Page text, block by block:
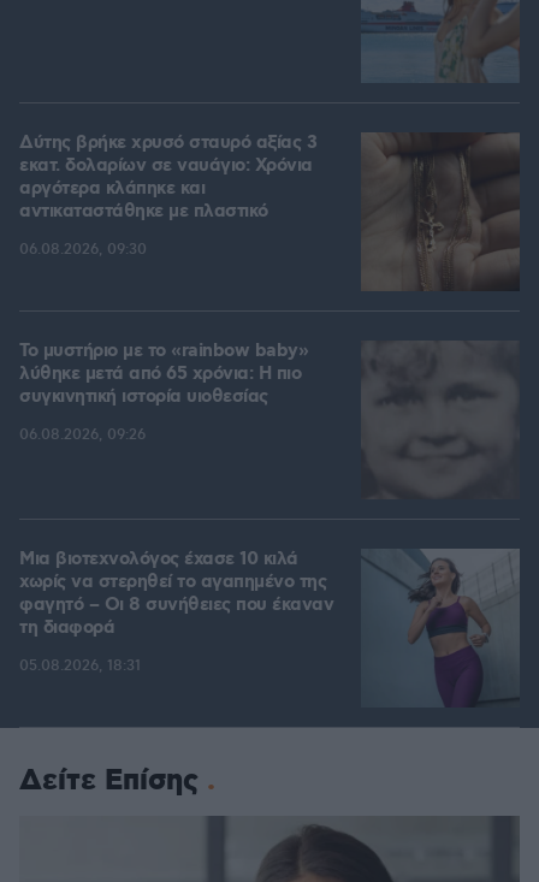
Δύτης βρήκε χρυσό σταυρό αξίας 3
εκατ. δολαρίων σε ναυάγιο: Χρόνια
αργότερα κλάπηκε και
αντικαταστάθηκε με πλαστικό
06.08.2026, 09:30
Το μυστήριο με το «rainbow baby»
λύθηκε μετά από 65 χρόνια: Η πιο
συγκινητική ιστορία υιοθεσίας
06.08.2026, 09:26
Μια βιοτεχνολόγος έχασε 10 κιλά
χωρίς να στερηθεί το αγαπημένο της
φαγητό – Οι 8 συνήθειες που έκαναν
τη διαφορά
05.08.2026, 18:31
Δείτε Επίσης